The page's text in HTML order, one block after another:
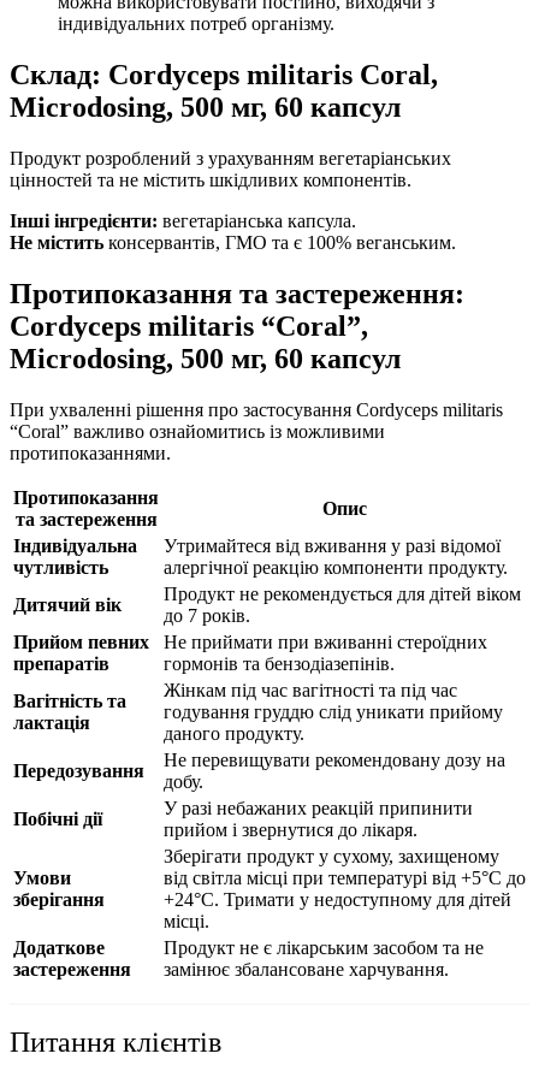
індивідуальних потреб організму.
Склад: Cordyceps militaris Coral,
Microdosing, 500 мг, 60 капсул
Продукт розроблений з урахуванням вегетаріанських
цінностей та не містить шкідливих компонентів.
Інші інгредієнти: вегетаріанська капсула.
Не містить консервантів, ГМО та є 100% веганським.
Протипоказання та застереження:
Cordyceps militaris “Coral”,
Microdosing, 500 мг, 60 капсул
При ухваленні рішення про застосування Cordyceps militaris
“Coral” важливо ознайомитись із можливими
протипоказаннями.
Протипоказання
та застереження
Опис
Індивідуальна
чутливість
Утримайтеся від вживання у разі відомої
алергічної реакцію компоненти продукту.
Дитячий вік
Продукт не рекомендується для дітей віком
до 7 років.
Прийом певних
препаратів
Не приймати при вживанні стероїдних
гормонів та бензодіазепінів.
Вагітність та
лактація
Жінкам під час вагітності та під час
годування груддю слід уникати прийому
даного продукту.
Передозування
Не перевищувати рекомендовану дозу на
добу.
Побічні дії
У разі небажаних реакцій припинити
прийом і звернутися до лікаря.
Умови
зберігання
Зберігати продукт у сухому, захищеному
від світла місці при температурі від +5°C до
+24°C. Тримати у недоступному для дітей
місці.
Додаткове
застереження
Продукт не є лікарським засобом та не
замінює збалансоване харчування.
Питання клієнтів